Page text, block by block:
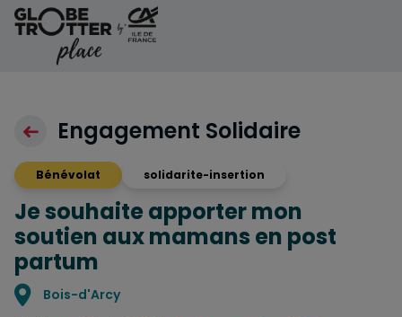
Aller au contenu
Engagement Solidaire
Bénévolat solidarite-insertion
Je souhaite apporter mon
soutien aux mamans en post
partum
Localisation
Bois-d'Arcy